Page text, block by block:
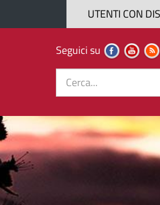
UTENTI CON
Seguici su